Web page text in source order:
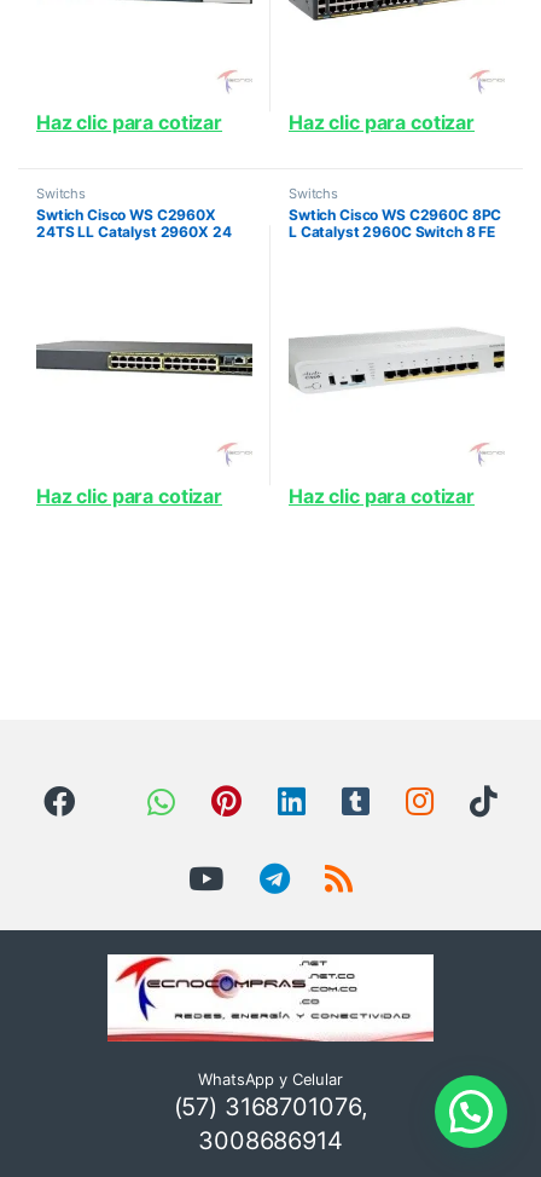
Haz clic para cotizar Haz clic para cotizar
Switchs
Swtich Cisco WS C2960X
24TS LL Catalyst 2960X 24
Haz clic para cotizar
Switchs
Swtich Cisco WS C2960C 8PC
L Catalyst 2960C Switch 8 FE
Haz clic para cotizar
WhatsApp y Celular
(57) 3168701076,
3008686914